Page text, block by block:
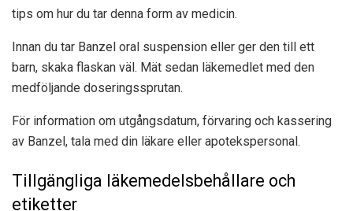
tips om hur du tar denna form av medicin.
Innan du tar Banzel oral suspension eller ger den till ett
barn, skaka flaskan väl. Mät sedan läkemedlet med den
medföljande doseringssprutan.
För information om utgångsdatum, förvaring och kassering
av Banzel, tala med din läkare eller apotekspersonal.
Tillgängliga läkemedelsbehållare och
etiketter